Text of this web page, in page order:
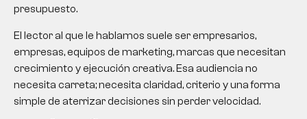
presupuesto.
El lector al que le hablamos suele ser empresarios,
empresas, equipos de marketing, marcas que necesitan
crecimiento y ejecución creativa. Esa audiencia no
necesita carreta; necesita claridad, criterio y una forma
simple de aterrizar decisiones sin perder velocidad.